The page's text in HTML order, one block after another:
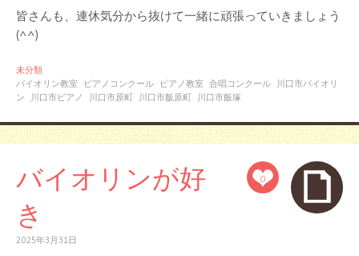
皆さんも、連休気分から抜けて一緒に頑張っていきましょう
(^^)
未分類
バイオリン教室
ピアノコンクール ピアノ教室 合唱コンクール
川口市バイオリ
ン
川口市ピアノ 川口市原町 川口市飯原町 川口市飯塚
0
バイオリンが好
き
2025年3月31日